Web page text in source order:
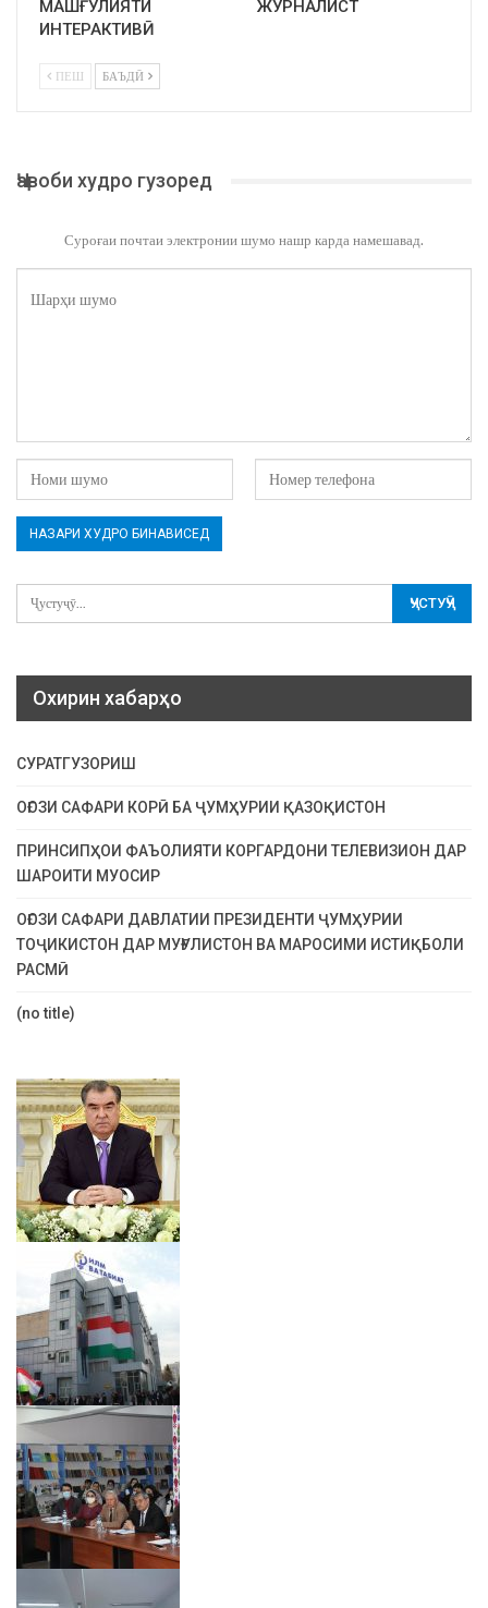
МАШҒУЛИЯТИ
ИНТЕРАКТИВӢ
ЖУРНАЛИСТ
ПЕШ БАЪДӢ
Ҷавоби худро гузоред
Суроғаи почтаи электронии шумо нашр карда намешавад.
Охирин хабарҳо
СУРАТГУЗОРИШ
ОҒОЗИ САФАРИ КОРӢ БА ҶУМҲУРИИ ҚАЗОҚИСТОН
ПРИНСИПҲОИ ФАЪОЛИЯТИ КОРГАРДОНИ ТЕЛЕВИЗИОН ДАР
ШАРОИТИ МУОСИР
ОҒОЗИ САФАРИ ДАВЛАТИИ ПРЕЗИДЕНТИ ҶУМҲУРИИ
ТОҶИКИСТОН ДАР МУҒУЛИСТОН ВА МАРОСИМИ ИСТИҚБОЛИ
РАСМӢ
(no title)